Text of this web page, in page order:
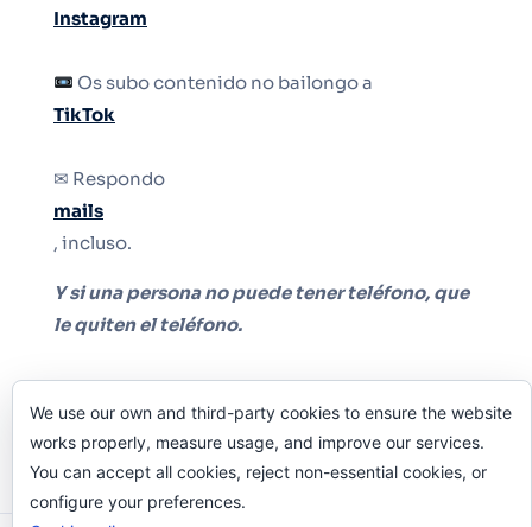
Instagram
Os subo contenido no bailongo a
TikTok
✉ Respondo
mails
, incluso.
Y si una persona no puede tener teléfono, que
le quiten el teléfono.
We use our own and third-party cookies to ensure the website
works properly, measure usage, and improve our services.
You can accept all cookies, reject non-essential cookies, or
configure your preferences.